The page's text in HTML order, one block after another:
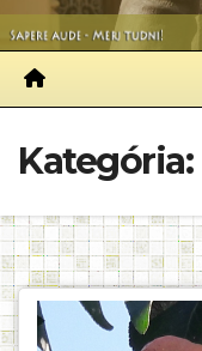
Kategória: